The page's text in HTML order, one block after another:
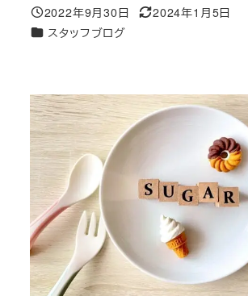
投稿日
2022年9月30日
更新日
2024年1月5日
カテゴリー
スタッフブログ